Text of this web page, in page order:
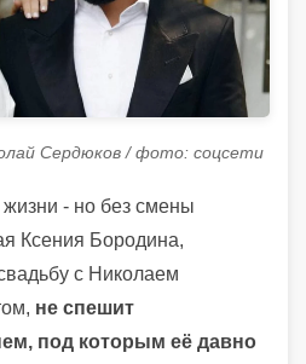
Сердюков / фото: соцсети
- но без смены
Ксения Бородина,
с Николаем
не спешит
под которым её давно